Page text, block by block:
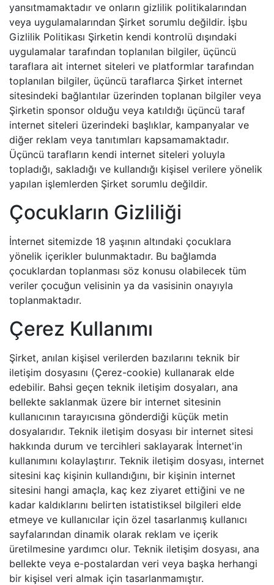
yansıtmamaktadır ve onların gizlilik politikalarından
veya uygulamalarından Şirket sorumlu değildir. İşbu
Gizlilik Politikası Şirketin kendi kontrolü dışındaki
uygulamalar tarafından toplanılan bilgiler, üçüncü
taraflara ait internet siteleri ve platformlar tarafından
toplanılan bilgiler, üçüncü taraflarca Şirket internet
sitesindeki bağlantılar üzerinden toplanan bilgiler veya
Şirketin sponsor olduğu veya katıldığı üçüncü taraf
internet siteleri üzerindeki başlıklar, kampanyalar ve
diğer reklam veya tanıtımları kapsamamaktadır.
Üçüncü tarafların kendi internet siteleri yoluyla
topladığı, sakladığı ve kullandığı kişisel verilere yönelik
yapılan işlemlerden Şirket sorumlu değildir.
Çocukların Gizliliği
İnternet sitemizde 18 yaşının altındaki çocuklara
yönelik içerikler bulunmaktadır. Bu bağlamda
çocuklardan toplanması söz konusu olabilecek tüm
veriler çocuğun velisinin ya da vasisinin onayıyla
toplanmaktadır.
Çerez Kullanımı
Şirket, anılan kişisel verilerden bazılarını teknik bir
iletişim dosyasını (Çerez-cookie) kullanarak elde
edebilir. Bahsi geçen teknik iletişim dosyaları, ana
bellekte saklanmak üzere bir internet sitesinin
kullanıcının tarayıcısına gönderdiği küçük metin
dosyalarıdır. Teknik iletişim dosyası bir internet sitesi
hakkında durum ve tercihleri saklayarak İnternet'in
kullanımını kolaylaştırır. Teknik iletişim dosyası, internet
sitesini kaç kişinin kullandığını, bir kişinin internet
sitesini hangi amaçla, kaç kez ziyaret ettiğini ve ne
kadar kaldıklarını belirten istatistiksel bilgileri elde
etmeye ve kullanıcılar için özel tasarlanmış kullanıcı
sayfalarından dinamik olarak reklam ve içerik
üretilmesine yardımcı olur. Teknik iletişim dosyası, ana
bellekte veya e-postalardan veri veya başka herhangi
bir kişisel veri almak için tasarlanmamıştır.